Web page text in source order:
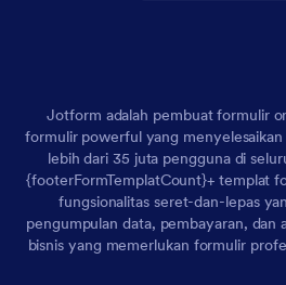
Jotform adalah pembuat formulir
formulir powerful yang
lebih dari 35 juta pengguna di
{footerFormTemplatCount}+ templat
fungsionalitas seret-dan-lepas
pengumpulan data, pembayaran, dan
bisnis yang memerlukan formulir